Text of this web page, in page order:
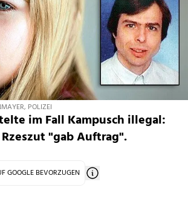
POLIZEI
im Fall Kampusch illegal:
"gab Auftrag".
GOOGLE BEVORZUGEN